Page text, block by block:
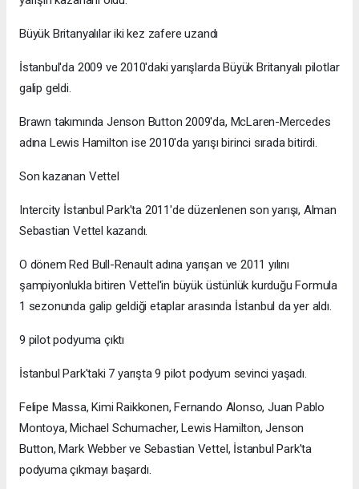
Büyük Britanyalılar iki kez zafere uzandı
İstanbul'da 2009 ve 2010'daki yarışlarda Büyük Britanyalı pilotlar
galip geldi.
Brawn takımında Jenson Button 2009'da, McLaren-Mercedes
adına Lewis Hamilton ise 2010'da yarışı birinci sırada bitirdi.
Son kazanan Vettel
Intercity İstanbul Park'ta 2011'de düzenlenen son yarışı, Alman
Sebastian Vettel kazandı.
O dönem Red Bull-Renault adına yarışan ve 2011 yılını
şampiyonlukla bitiren Vettel'in büyük üstünlük kurduğu Formula
1 sezonunda galip geldiği etaplar arasında İstanbul da yer aldı.
9 pilot podyuma çıktı
İstanbul Park'taki 7 yarışta 9 pilot podyum sevinci yaşadı.
Felipe Massa, Kimi Raikkonen, Fernando Alonso, Juan Pablo
Montoya, Michael Schumacher, Lewis Hamilton, Jenson
Button, Mark Webber ve Sebastian Vettel, İstanbul Park'ta
podyuma çıkmayı başardı.